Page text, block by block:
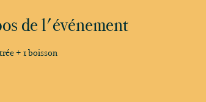
de l'événement
+ 1 boisson